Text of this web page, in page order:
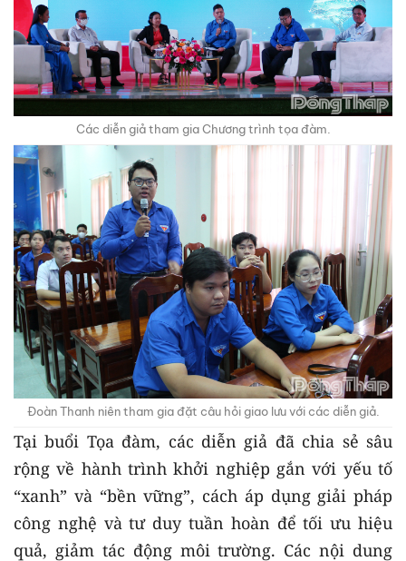
Các diễn giả tham gia Chương trình tọa đàm.
Đoàn Thanh niên tham gia đặt câu hỏi giao lưu với các diễn giả.
Tại buổi Tọa đàm, các diễn giả đã chia sẻ sâu
rộng về hành trình khởi nghiệp gắn với yếu tố
“xanh” và “bền vững”, cách áp dụng giải pháp
công nghệ và tư duy tuần hoàn để tối ưu hiệu
quả, giảm tác động môi trường. Các nội dung